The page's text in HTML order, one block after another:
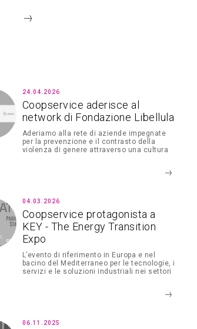
24.04.2026
Coopservice aderisce al
network di Fondazione Libellula
Aderiamo alla rete di aziende impegnate
per la prevenzione e il contrasto della
violenza di genere attraverso una cultura
04.03.2026
Coopservice protagonista a
KEY - The Energy Transition
Expo
L’evento di riferimento in Europa e nel
bacino del Mediterraneo per le tecnologie, i
servizi e le soluzioni industriali nei settori
06.11.2025